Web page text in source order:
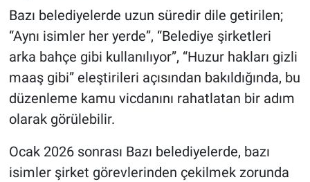
Bazı belediyelerde uzun süredir dile getirilen;
“Aynı isimler her yerde”, “Belediye şirketleri
arka bahçe gibi kullanılıyor”, “Huzur hakları gizli
maaş gibi” eleştirileri açısından bakıldığında, bu
düzenleme kamu vicdanını rahatlatan bir adım
olarak görülebilir.
Ocak 2026 sonrası Bazı belediyelerde, bazı
isimler şirket görevlerinden çekilmek zorunda